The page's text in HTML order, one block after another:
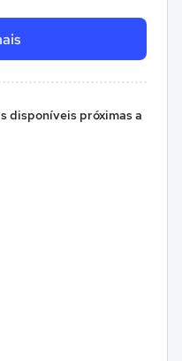
disponíveis próximas a